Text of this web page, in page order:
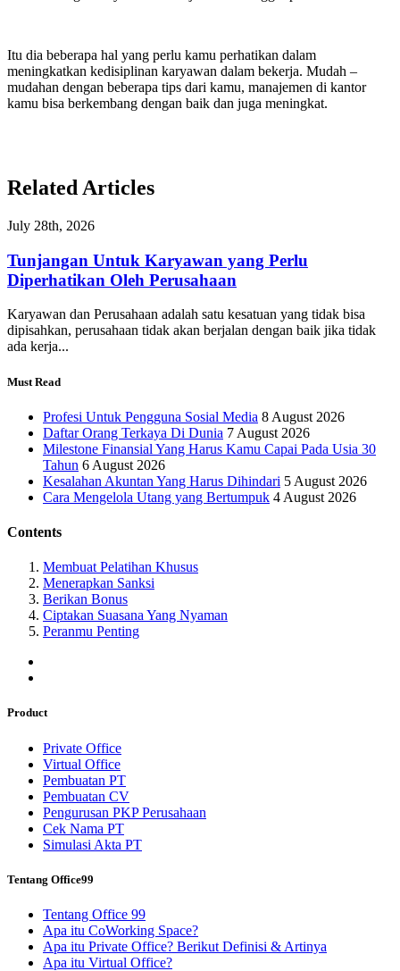
Itu dia beberapa hal yang perlu kamu perhatikan dalam
meningkatkan kedisiplinan karyawan dalam bekerja. Mudah –
mudahan dengan beberapa tips dari kamu, manajemen di kantor
kamu bisa berkembang dengan baik dan juga meningkat.
Related Articles
July 28th, 2026
Tunjangan Untuk Karyawan yang Perlu
Diperhatikan Oleh Perusahaan
Karyawan dan Perusahaan adalah satu kesatuan yang tidak bisa
dipisahkan, perusahaan tidak akan berjalan dengan baik jika tidak
ada kerja...
Must Read
Profesi Untuk Pengguna Sosial Media 8 August 2026
Daftar Orang Terkaya Di Dunia 7 August 2026
Milestone Finansial Yang Harus Kamu Capai Pada Usia 30
Tahun 6 August 2026
Kesalahan Akuntan Yang Harus Dihindari 5 August 2026
Cara Mengelola Utang yang Bertumpuk 4 August 2026
Contents
Membuat Pelatihan Khusus
Menerapkan Sanksi
Berikan Bonus
Ciptakan Suasana Yang Nyaman
Peranmu Penting
Product
Private Office
Virtual Office
Pembuatan PT
Pembuatan CV
Pengurusan PKP Perusahaan
Cek Nama PT
Simulasi Akta PT
Tentang Office99
Tentang Office 99
Apa itu CoWorking Space?
Apa itu Private Office? Berikut Definisi & Artinya
Apa itu Virtual Office?